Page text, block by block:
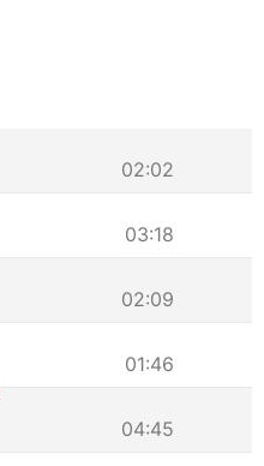
02:02
03:18
02:09
01:46
04:45